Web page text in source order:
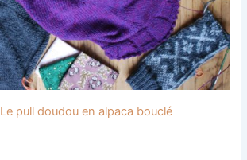
Le pull doudou en alpaca bouclé